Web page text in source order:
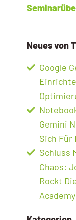
Neues von
Google
Gemini
Sich Für
Schluss
Chaos:
Rockt